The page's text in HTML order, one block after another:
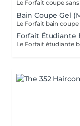
Bain Coupe Gel
Forfait Étudiante